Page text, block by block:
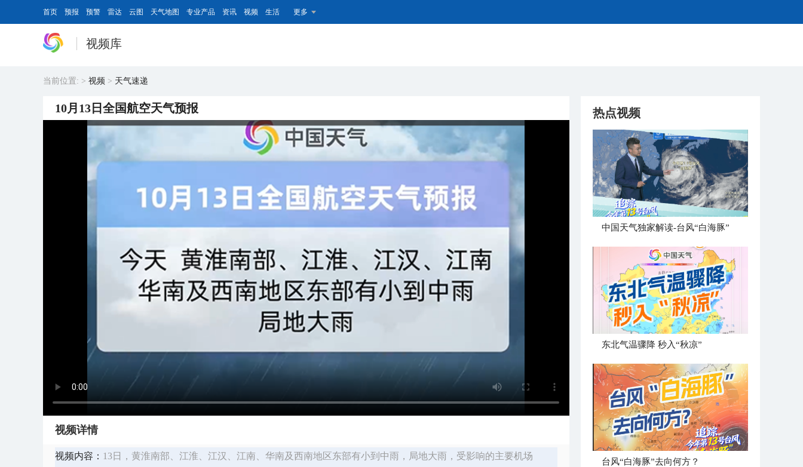
首页 预报 预警 雷达 云图 天气地图 专业产品 资讯 视频 生活 更多
视频库
当前位置: > 视频 > 天气速递
10月13日全国航空天气预报
视频详情
视频内容： 13日，黄淮南部、江淮、江汉、江南、华南及西南地区东部有小到中雨，局地大雨，受影响的主要机场
热点视频
中国天气独家解读-台风“白海豚”
东北气温骤降 秒入“秋凉”
台风“白海豚”去向何方？